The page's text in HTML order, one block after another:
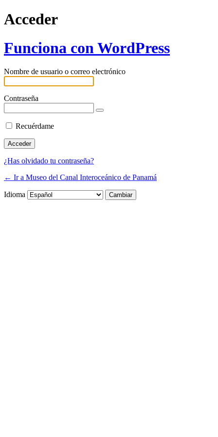
Acceder
Funciona con WordPress
Nombre de usuario o correo electrónico
Contraseña
Recuérdame
¿Has olvidado tu contraseña?
← Ir a Museo del Canal Interoceánico de Panamá
Idioma